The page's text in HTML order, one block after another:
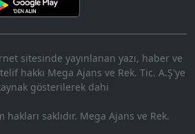
sitesinde yayınlanan yazı, haber ve
hakkı Mega Ajans ve Rek. Tic. A.Ş'ye
gösterilerek dahi
saklıdır. Mega Ajans ve Rek.